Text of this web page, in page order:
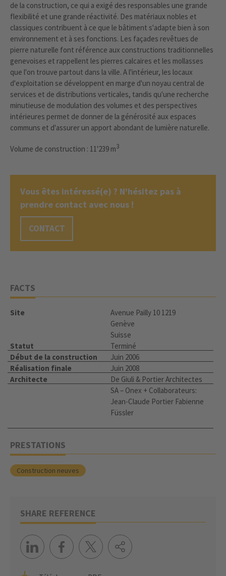
de la construction, ce qui a exigé des responsables une grande
flexibilité et une grande réactivité. Des matériaux nobles et
classiques contribuent à ce que le bâtiment s'adapte bien à son
environnement et à ses fonctions. Les façades revêtues de
pierre naturelle font référence aux constructions traditionnelles
genevoises et rappellent les pierres calcaires et les mollasses
que l'on trouve partout dans la ville. A l'intérieur, les locaux
d'exploitation se développent en marge d'un noyau central de
services et de distributions verticales, tandis qu'une recherche
minutieuse de modulation des volumes et des perspectives
intérieures permet de donner de la générosité aux espaces
communs et d'assurer un apport abondant de lumière naturelle.
Volume de construction : 11'239 m3
Vous êtes intéressé(e) ? N'hésitez pas à
prendre contact avec nous !
CONTACT
FACTS
Site
Avenue Pailly 10 1219
Genève
Suisse
Statut
Terminé
Début de la construction
Juin 2006
Réalisation finale
Juin 2008
Architecte
De Giuli & Portier Architectes
SA – Onex + Collaborateurs:
Jean-Claude Portier Fabienne
Füssler
PRESTATIONS
Construction neuves
SHARE REFERENCE